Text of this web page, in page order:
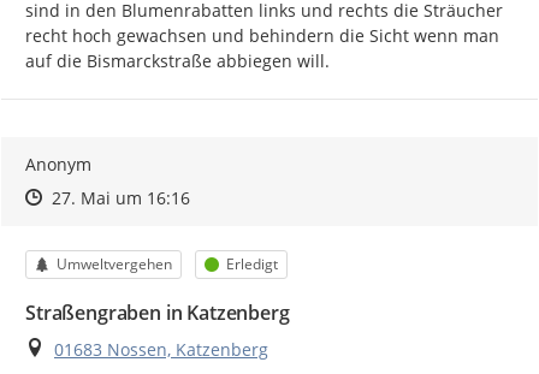
sind in den Blumenrabatten links und rechts die Sträucher
recht hoch gewachsen und behindern die Sicht wenn man
auf die Bismarckstraße abbiegen will.
Anonym
Zeitpunkt des Erstellens
Zeitpunkt des Erstellens
27. Mai um 16:16Zur Äußerung
Kategorie
Umweltvergehen Status
Erledigt
Straßengraben in Katzenberg
Ort
01683 Nossen, Katzenberg